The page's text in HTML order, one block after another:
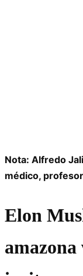
Nota: Alfredo
médico,
Elon